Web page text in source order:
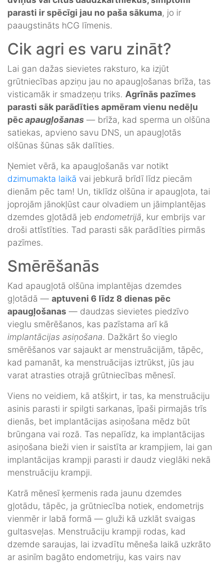
parasti ir spēcīgi jau no paša sākuma, jo ir
paaugstināts hCG līmenis.
Cik agri es varu zināt?
Lai gan dažas sievietes raksturo, ka izjūt
grūtniecības apziņu jau no apaugļošanas brīža, tas
visticamāk ir smadzeņu triks. Agrīnās pazīmes
parasti sāk parādīties apmēram vienu nedēļu
pēcapaugļošanas — brīža, kad sperma un olšūna
satiekas, apvieno savu DNS, un apaugļotās
olšūnas šūnas sāk dalīties.
Ņemiet vērā, ka apaugļošanās var notikt
dzimumakta laikā vai jebkurā brīdī līdz piecām
dienām pēc tam! Un, tiklīdz olšūna ir apaugļota, tai
joprojām jānokļūst caur olvadiem un jāimplantējas
dzemdes gļotādā jeb endometrijā, kur embrijs var
droši attīstīties. Tad parasti sāk parādīties pirmās
pazīmes.
Smērēšanās
Kad apaugļotā olšūna implantējas dzemdes
gļotādā — aptuveni 6 līdz 8 dienas pēc
apaugļošanas — daudzas sievietes piedzīvo
vieglu smērēšanos, kas pazīstama arī kā
implantācijas asiņošana. Dažkārt šo vieglo
smērēšanos var sajaukt ar menstruācijām, tāpēc,
kad pamanāt, ka menstruācijas iztrūkst, jūs jau
varat atrasties otrajā grūtniecības mēnesī.
Viens no veidiem, kā atšķirt, ir tas, ka menstruāciju
asinis parasti ir spilgti sarkanas, īpaši pirmajās trīs
dienās, bet implantācijas asiņošana mēdz būt
brūngana vai rozā. Tas nepalīdz, ka implantācijas
asiņošana bieži vien ir saistīta ar krampjiem, lai gan
implantācijas krampji parasti ir daudz vieglāki nekā
menstruāciju krampji.
Katrā mēnesī ķermenis rada jaunu dzemdes
gļotādu, tāpēc, ja grūtniecība notiek, endometrijs
vienmēr ir labā formā — gluži kā uzklāt svaigas
gultasveļas. Menstruāciju krampji rodas, kad
dzemde saraujas, lai izvadītu mēneša laikā uzkrāto
ar asinīm bagāto endometriju, kas vairs nav